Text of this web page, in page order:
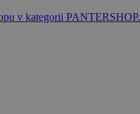
v kategorii PANTERSHOP.